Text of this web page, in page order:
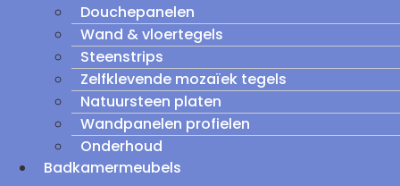
Douchepanelen
Wand & vloertegels
Steenstrips
Zelfklevende mozaïek tegels
Natuursteen platen
Wandpanelen profielen
Onderhoud
Badkamermeubels